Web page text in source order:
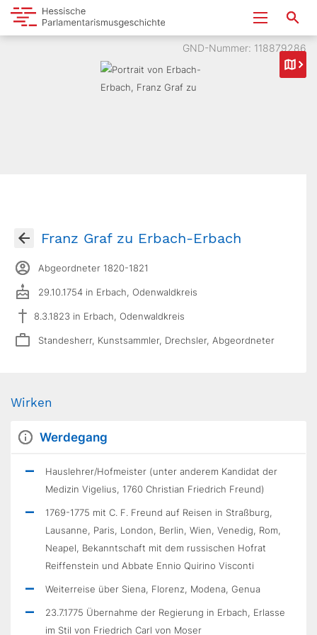
GND-Nummer: 118879286
Franz Graf zu Erbach-Erbach
Abgeordneter 1820-1821
29.10.1754 in Erbach, Odenwaldkreis
8.3.1823 in Erbach, Odenwaldkreis
Standesherr, Kunstsammler, Drechsler, Abgeordneter
Wirken
Werdegang
Hauslehrer/Hofmeister (unter anderem Kandidat der
Medizin Vigelius, 1760 Christian Friedrich Freund)
1769-1775 mit C. F. Freund auf Reisen in Straßburg,
Lausanne, Paris, London, Berlin, Wien, Venedig, Rom,
Neapel, Bekanntschaft mit dem russischen Hofrat
Reiffenstein und Abbate Ennio Quirino Visconti
Weiterreise über Siena, Florenz, Modena, Genua
23.7.1775 Übernahme der Regierung in Erbach, Erlasse
im Stil von Friedrich Carl von Moser